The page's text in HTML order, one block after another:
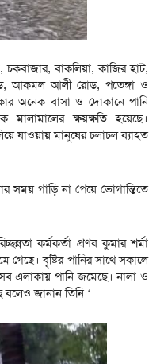
চকবাজার, বাকলিয়া, কাজির হাট,
আকমল আলী রোড, পতেঙ্গা ও
অনেক বাসা ও দোকানে পানি
মালামালের ক্ষয়ক্ষতি হয়েছে।
যাওয়ায় মানুষের চলাচল ব্যাহত
সময় গাড়ি না পেয়ে ভোগান্তিতে
কর্মকর্তা প্রণব কুমার শর্মা
বৃষ্টির পানির সাথে সকালে
এলাকায় পানি জমেছে। নালা ও
বলেও জানান তিনি ‘